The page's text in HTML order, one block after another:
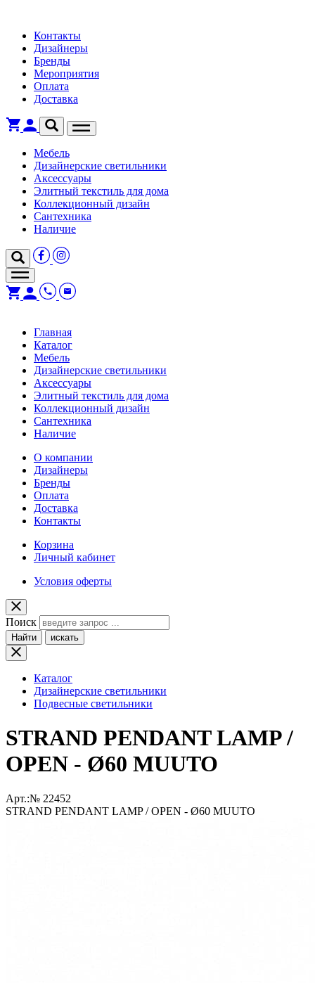
Контакты
Дизайнеры
Бренды
Мероприятия
Оплата
Доставка
Мебель
Дизайнерские светильники
Аксессуары
Элитный текстиль для дома
Коллекционный дизайн
Сантехника
Наличие
Главная
Каталог
Мебель
Дизайнерские светильники
Аксессуары
Элитный текстиль для дома
Коллекционный дизайн
Сантехника
Наличие
О компании
Дизайнеры
Бренды
Оплата
Доставка
Контакты
Корзина
Личный кабинет
Условия оферты
Поиск
Найти искать
Каталог
Дизайнерские светильники
Подвесные светильники
STRAND PENDANT LAMP /
OPEN - Ø60 MUUTO
Арт.:№ 22452
STRAND PENDANT LAMP / OPEN - Ø60 MUUTO